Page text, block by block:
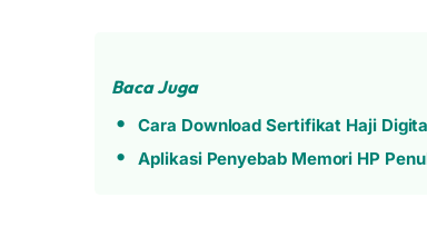
Baca Juga
Cara Download Sertifikat Haji
Aplikasi Penyebab Memori HP